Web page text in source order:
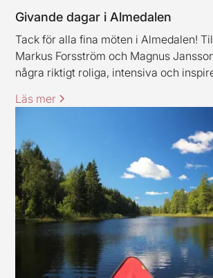
Givande dagar i Almedalen
Tack för alla fina möten i Almedalen!
Markus Forsström och Magnus
några riktigt roliga, intensiva och
Läs mer